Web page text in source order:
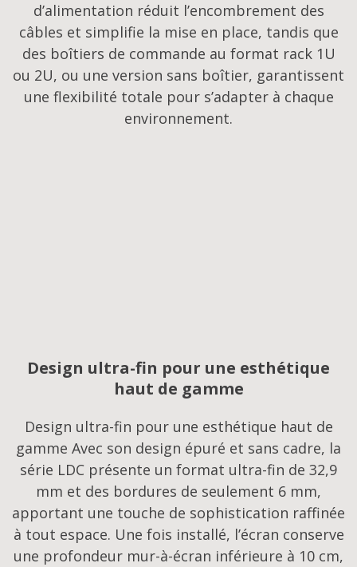
d’alimentation réduit l’encombrement des
câbles et simplifie la mise en place, tandis que
des boîtiers de commande au format rack 1U
ou 2U, ou une version sans boîtier, garantissent
une flexibilité totale pour s’adapter à chaque
environnement.
Design ultra-fin pour une esthétique
haut de gamme
Design ultra-fin pour une esthétique haut de
gamme Avec son design épuré et sans cadre, la
série LDC présente un format ultra-fin de 32,9
mm et des bordures de seulement 6 mm,
apportant une touche de sophistication raffinée
à tout espace. Une fois installé, l’écran conserve
une profondeur mur-à-écran inférieure à 10 cm,